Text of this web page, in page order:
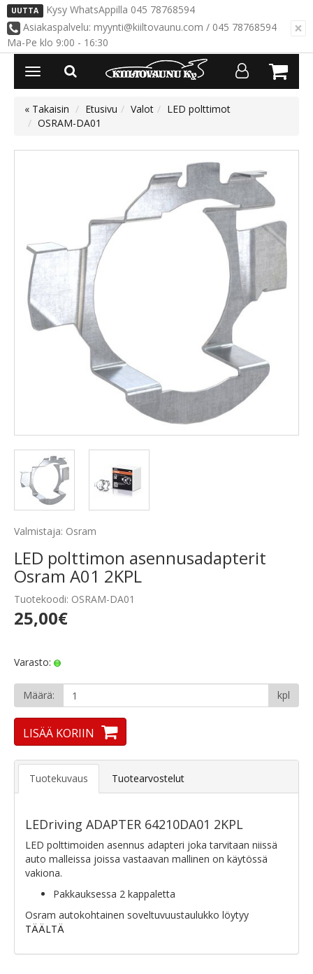
UUTTA Kysy WhatsAppilla 045 78768594
×
Asiakaspalvelu: myynti@kiiltovaunu.com / 045 78768594
Ma-Pe klo 9:00 - 16:30
Avaa/Sulje
valikko
« Takaisin Etusivu Valot
LED polttimot
OSRAM-DA01
Valmistaja: Osram
LED polttimon asennusadapterit
Osram A01 2KPL
Tuotekoodi: OSRAM-DA01
25,00€
Varasto:
Määrä: kpl
LISÄÄ KORIIN
Tuotekuvaus Tuotearvostelut
LEDriving ADAPTER 64210DA01 2KPL
LED polttimoiden asennus adapteri joka tarvitaan niissä
auto malleissa joissa vastaavan mallinen on käytössä
vakiona.
Pakkauksessa 2 kappaletta
Osram autokohtainen soveltuvuustaulukko löytyy
TÄÄLTÄ